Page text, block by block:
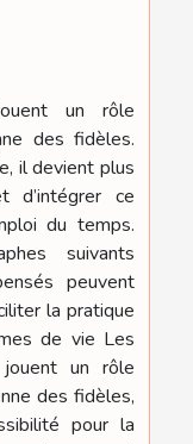
un rôle
des fidèles.
il devient plus
ce
du temps.
suivants
peuvent
la pratique
de vie Les
un rôle
des fidèles,
pour la